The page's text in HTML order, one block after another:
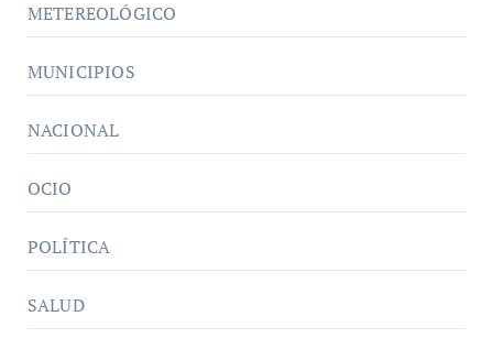
METEREOLÓGICO
MUNICIPIOS
NACIONAL
OCIO
POLÍTICA
SALUD